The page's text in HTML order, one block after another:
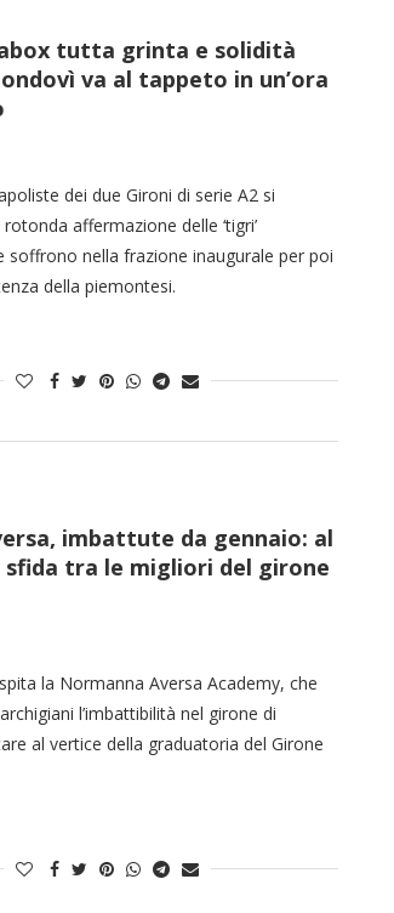
tutta grinta e solidità
va al tappeto in un’ora
dei due Gironi di serie A2 si
affermazione delle ‘tigri’
soffrono nella frazione inaugurale per poi
della piemontesi.
imbattute da gennaio: al
tra le migliori del girone
la Normanna Aversa Academy, che
l’imbattibilità nel girone di
al vertice della graduatoria del Girone